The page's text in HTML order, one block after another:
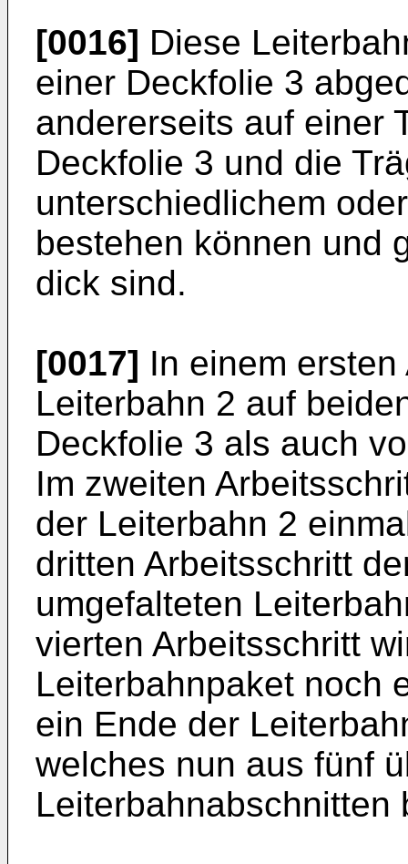
[0016] Diese
einer Deckfolie 3
andererseits auf einer
Deckfolie 3 und die
unterschiedlichem
bestehen können und
dick sind.
[0017] In einem
Leiterbahn 2 auf
Deckfolie 3 als auch
Im zweiten
der Leiterbahn 2
dritten Arbeitsschritt
umgefalteten
vierten Arbeitsschritt
Leiterbahnpaket noch
ein Ende der
welches nun aus fünf
Leiterbahnabschnitten